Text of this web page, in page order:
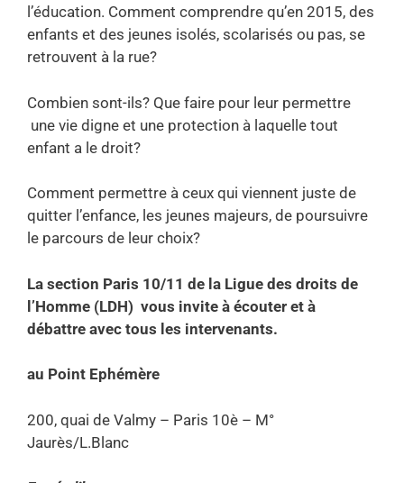
l’éducation. Comment comprendre qu’en 2015, des
enfants et des jeunes isolés, scolarisés ou pas, se
retrouvent à la rue?
Combien sont-ils? Que faire pour leur permettre
une vie digne et une protection à laquelle tout
enfant a le droit?
Comment permettre à ceux qui viennent juste de
quitter l’enfance, les jeunes majeurs, de poursuivre
le parcours de leur choix?
La section Paris 10/11 de la Ligue des droits de
l’Homme (LDH) vous invite à écouter et à
débattre avec tous les intervenants.
au Point Ephémère
200, quai de Valmy – Paris 10è – M°
Jaurès/L.Blanc